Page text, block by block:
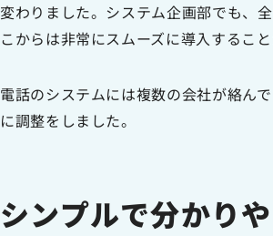
変わりました。システム企画部でも、
こからは非常にスムーズに導入すること
電話のシステムには複数の会社が絡ん
に調整をしました。
シンプルで分かり